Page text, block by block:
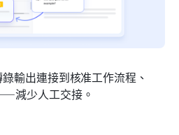
輸出連接到核准工作流程、
減少人工交接。